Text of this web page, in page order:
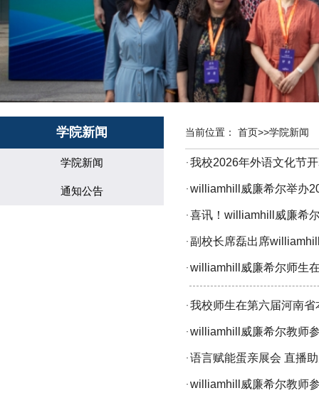
学院新闻
学院新闻
通知公告
当前位置： 首页>>学院新闻
· 我校2026年外语文化节
· williamhill威廉希尔举办
· 喜讯！williamhill威廉希
· 副校长席磊出席
· williamhill威廉希尔师生
· 我校师生在第六届河南
· williamhill威廉希尔教师
· 语言赋能蛋亲展会 直播
· williamhill威廉希尔教师